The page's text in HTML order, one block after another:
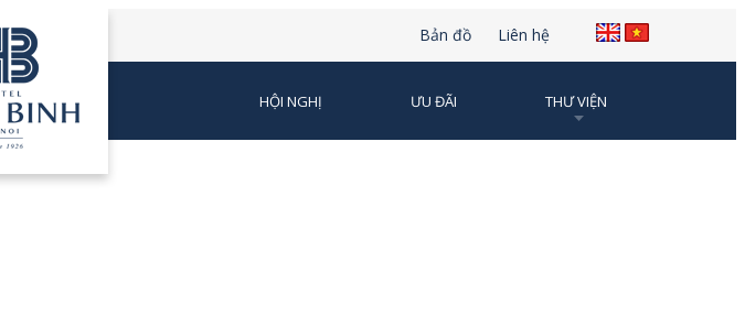
Bản đồ Liên hệ
HỘI NGHỊ ƯU ĐÃI THƯ VIỆN